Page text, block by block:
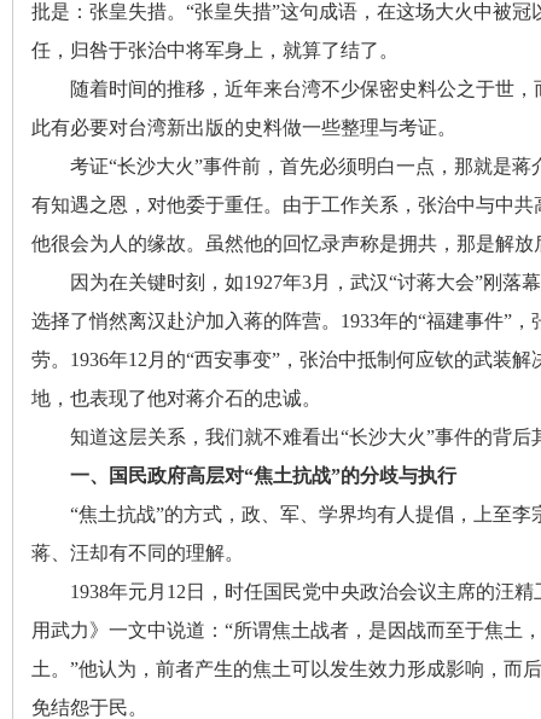
批是：张皇失措。“张皇失措”这句成语 ， 在这场大火中被冠
任 ， 归咎于张治中将军身上，就算了结了 。
随着时间的推移 ， 近年来台湾不少保密史料公之于世
此有必要对台湾新出版的史料做一些整理与考证。
考证“长沙大火”事件前 ， 首先必须明白一点，那就是蒋
有知遇之恩，对他委于重任。 由于工作关系，张治中与中共
他很会为人的缘故。
虽然他的回忆录声称是拥共，那是解
因为在关键时刻
， 如1927年3月，武汉“讨蒋大会”刚落幕
选择了悄然离汉赴沪加入蒋的阵营。 1933年的“福建事件”
劳。1936年12月的“西安事变” ， 张治中抵制何应钦的武装解
地 ， 也表现了他对蒋介石的忠诚。
知道这层关系 ， 我们就不难看出“长沙大火”事件的背后
一、国民政府高层对“焦土抗战”的分歧与执行
“焦土抗战”的方式 ， 政、军、学界均有人提倡，上至李
蒋、汪却有不同的理解。
1938年元月12日
， 时任国民党中央政治会议主席的汪
用武力》一文中说道：“所谓焦土战者 ， 是因战而至于焦土
土。”他认为 ， 前者产生的焦土可以发生效力形成影响，而
免结怨于民。